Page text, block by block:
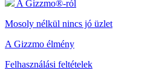
A Gizzmo®-ról
Mosoly nélkül nincs jó üzlet
A Gizzmo élmény
Felhasználási feltételek